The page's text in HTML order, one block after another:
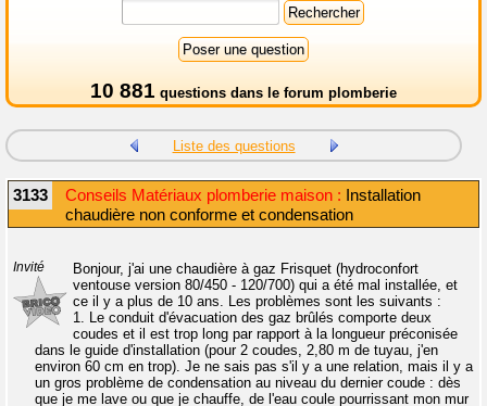
10 881 questions dans le forum plomberie
Liste des questions
3133 Conseils Matériaux plomberie maison : Installation
chaudière non conforme et condensation
Invité
Bonjour, j'ai une chaudière à gaz Frisquet (hydroconfort
ventouse version 80/450 - 120/700) qui a été mal installée, et
ce il y a plus de 10 ans. Les problèmes sont les suivants :
1. Le conduit d'évacuation des gaz brûlés comporte deux
coudes et il est trop long par rapport à la longueur préconisée
dans le guide d'installation (pour 2 coudes, 2,80 m de tuyau, j'en
environ 60 cm en trop). Je ne sais pas s'il y a une relation, mais il y a
un gros problème de condensation au niveau du dernier coude : dès
que je me lave ou que je chauffe, de l'eau coule pourrissant mon mur